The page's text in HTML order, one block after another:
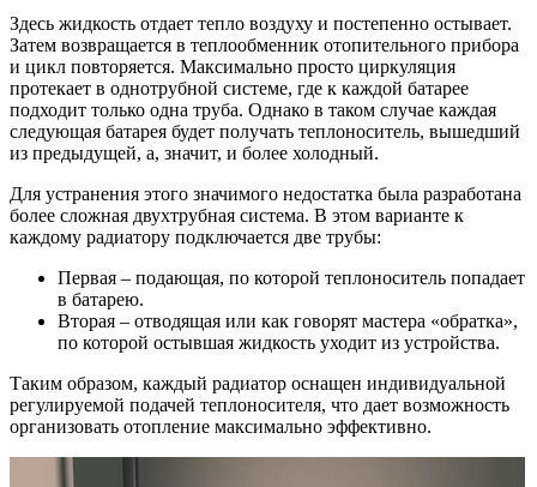
Здесь жидкость отдает тепло воздуху и постепенно остывает.
Затем возвращается в теплообменник отопительного прибора
и цикл повторяется. Максимально просто циркуляция
протекает в однотрубной системе, где к каждой батарее
подходит только одна труба. Однако в таком случае каждая
следующая батарея будет получать теплоноситель, вышедший
из предыдущей, а, значит, и более холодный.
Для устранения этого значимого недостатка была разработана
более сложная двухтрубная система. В этом варианте к
каждому радиатору подключается две трубы:
Первая – подающая, по которой теплоноситель попадает
в батарею.
Вторая – отводящая или как говорят мастера «обратка»,
по которой остывшая жидкость уходит из устройства.
Таким образом, каждый радиатор оснащен индивидуальной
регулируемой подачей теплоносителя, что дает возможность
организовать отопление максимально эффективно.